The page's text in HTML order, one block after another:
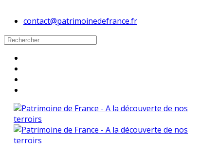
contact@patrimoinedefrance.fr